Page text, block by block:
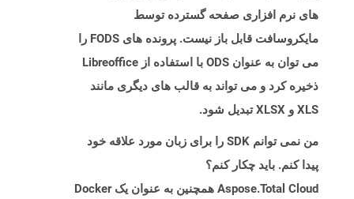
های نرم افزاری صفحه گسترده توسط
مایکروسافت قابل باز نیست. پرونده های FODS را
می توان به عنوان ODS با استفاده از Libreoffice
ذخیره کرد و می تواند به قالب های دیگری مانند
XLS و XLSX تبدیل شود.
من نمی توانم SDK را برای زبان مورد علاقه خود
پیدا کنم. باید چکار کنم؟
Aspose.Total Cloud همچنین به عنوان یک Docker